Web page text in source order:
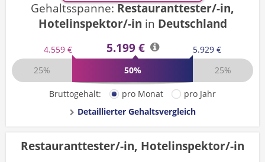
Gehaltsspanne:Restauranttester/-in,
Hotelinspektor/-in in Deutschland
4.559 € 5.199 €
5.929 €
25%
50% 25%
Bruttogehalt: pro Monat
pro Jahr
Detaillierter Gehaltsvergleich
Restauranttester/-in, Hotelinspektor/-in